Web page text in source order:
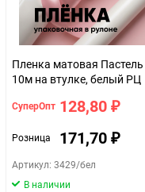
Пленка матовая Пастель 58см х
10м на втулке, белый РЦ
СуперОпт 128,80 ₽
Розница 171,70 ₽
Артикул: 3429/бел
В наличии